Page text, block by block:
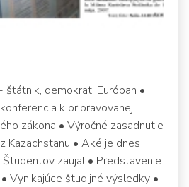
štátnik, demokrat, Európan •
k pripravovanej
zákona • Výročné zasadnutie
Kazachstanu • Aké je dnes
zaujal • Predstavenie
Vynikajúce študijné výsledky •